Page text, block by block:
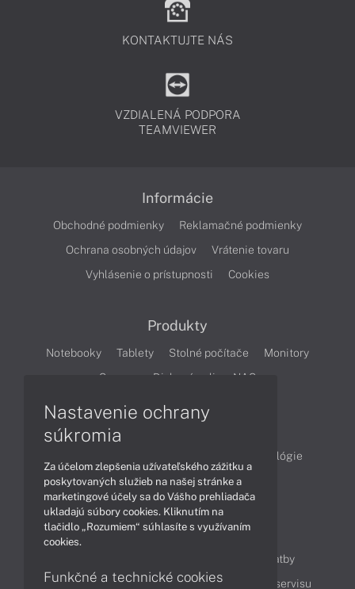
KONTAKTUJTE NÁS
VZDIALENÁ PODPORA
TEAMVIEWER
Informácie
Obchodné podmienky
Reklamačné podmienky
Ochrana osobných údajov
Vrátenie tovaru
Vyhlásenie o prístupnosti
Cookies
Produkty
Notebooky Tablety Stolné počítače
Monitory
Servery
Diskové polia a NAS
Technológie
Videá
Obsah
Možnosti doručenia a platby
Podpora a servis
Servisné služby Cenník servisu
Nastavenie ochrany
súkromia
Za účelom zlepšenia užívateľského zážitku a
poskytovaných služieb na našej stránke a
marketingové účely sa do Vášho prehliadača
ukladajú súbory cookies. Kliknutím na
tlačidlo „Rozumiem“ súhlasíte s využívaním
cookies.
Funkčné a technické cookies